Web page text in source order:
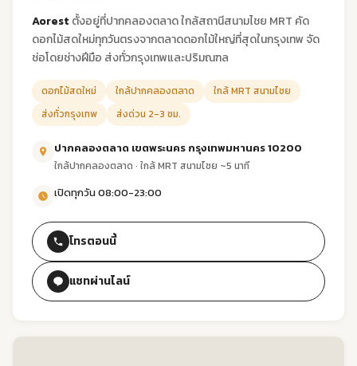
Aorest ตั้งอยู่ที่ปากคลองตลาด ใกล้สถานีสนามไชย MRT คัด
ดอกไม้สดใหม่ทุกวันตรงจากตลาดดอกไม้ใหญ่ที่สุดในกรุงเทพ จัด
ช่อโดยช่างฝีมือ ส่งทั่วกรุงเทพและปริมณฑล
ดอกไม้สดใหม่ ใกล้ปากคลองตลาด
ใกล้ MRT สนามไชย
ส่งทั่วกรุงเทพ
ส่งด่วน 2-3 ชม.
ปากคลองตลาด เขตพระนคร กรุงเทพมหานคร 10200
ใกล้ปากคลองตลาด · ใกล้ MRT สนามไชย ~5 นาที
เปิดทุกวัน 08:00-23:00
โทรตอนนี้
แชทผ่านไลน์